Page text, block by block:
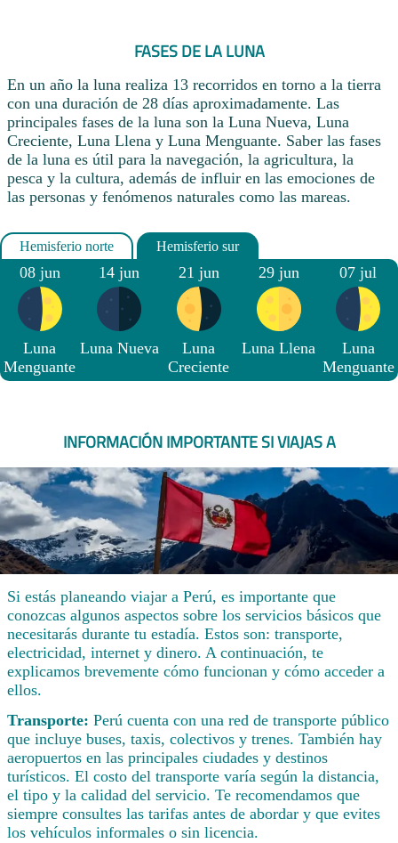
FASES DE LA LUNA
En un año la luna realiza 13 recorridos en torno a la tierra
con una duración de 28 días aproximadamente. Las
principales fases de la luna son la Luna Nueva, Luna
Creciente, Luna Llena y Luna Menguante. Saber las fases
de la luna es útil para la navegación, la agricultura, la
pesca y la cultura, además de influir en las emociones de
las personas y fenómenos naturales como las mareas.
08 jun
Luna
Menguante
14 jun
Luna Nueva
21 jun
Luna
Creciente
29 jun
Luna Llena
07 jul
Luna
Menguante
INFORMACIÓN IMPORTANTE SI VIAJAS A
Si estás planeando viajar a Perú, es importante que
conozcas algunos aspectos sobre los servicios básicos que
necesitarás durante tu estadía. Estos son: transporte,
electricidad, internet y dinero. A continuación, te
explicamos brevemente cómo funcionan y cómo acceder a
ellos.
Transporte: Perú cuenta con una red de transporte público
que incluye buses, taxis, colectivos y trenes. También hay
aeropuertos en las principales ciudades y destinos
turísticos. El costo del transporte varía según la distancia,
el tipo y la calidad del servicio. Te recomendamos que
siempre consultes las tarifas antes de abordar y que evites
los vehículos informales o sin licencia.